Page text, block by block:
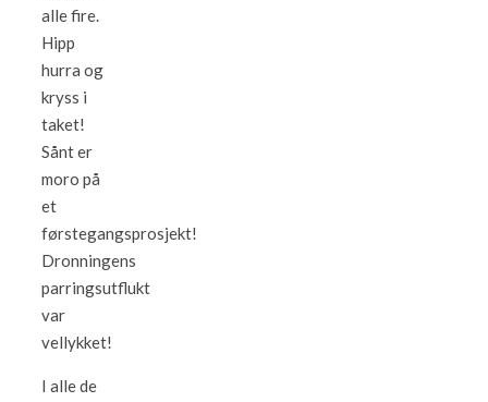
alle fire.
Hipp
hurra og
kryss i
taket!
Sånt er
moro på
et
førstegangsprosjekt!
Dronningens
parringsutflukt
var
vellykket!
I alle de